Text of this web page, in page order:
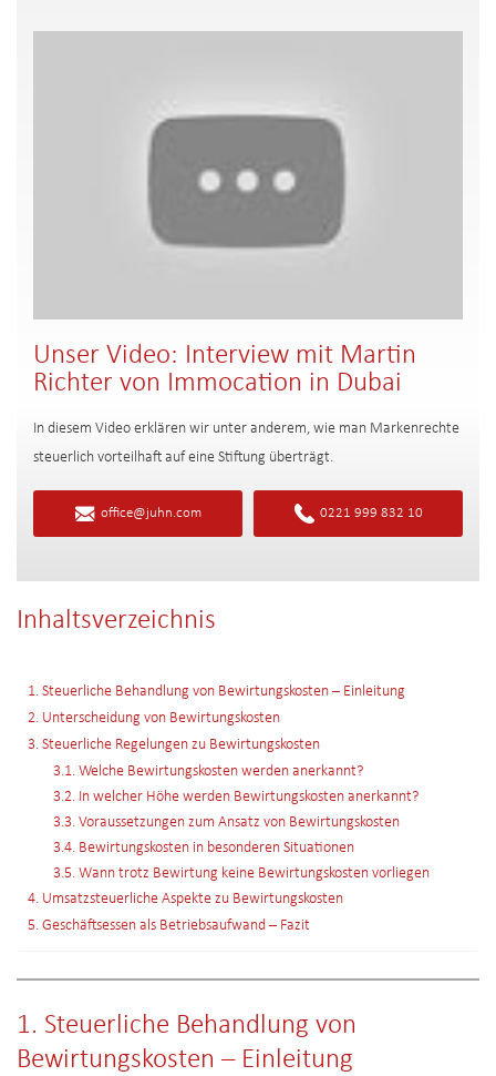
Unser Video: Interview mit Martin
Richter von Immocation in Dubai
In diesem Video erklären wir unter anderem, wie man Markenrechte
steuerlich vorteilhaft auf eine Stiftung überträgt.
office@juhn.com 0221 999 832 10
Inhaltsverzeichnis
1. Steuerliche Behandlung von Bewirtungskosten – Einleitung
2. Unterscheidung von Bewirtungskosten
3. Steuerliche Regelungen zu Bewirtungskosten
3.1. Welche Bewirtungskosten werden anerkannt?
3.2. In welcher Höhe werden Bewirtungskosten anerkannt?
3.3. Voraussetzungen zum Ansatz von Bewirtungskosten
3.4. Bewirtungskosten in besonderen Situationen
3.5. Wann trotz Bewirtung keine Bewirtungskosten vorliegen
4. Umsatzsteuerliche Aspekte zu Bewirtungskosten
5. Geschäftsessen als Betriebsaufwand – Fazit
1. Steuerliche Behandlung von
Bewirtungskosten – Einleitung